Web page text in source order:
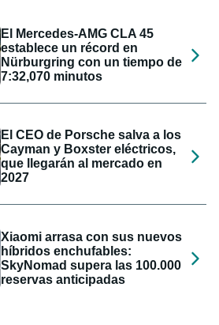
El Mercedes-AMG CLA 45
establece un récord en
Nürburgring con un tiempo de
7:32,070 minutos
El CEO de Porsche salva a los
Cayman y Boxster eléctricos,
que llegarán al mercado en
2027
Xiaomi arrasa con sus nuevos
híbridos enchufables:
SkyNomad supera las 100.000
reservas anticipadas